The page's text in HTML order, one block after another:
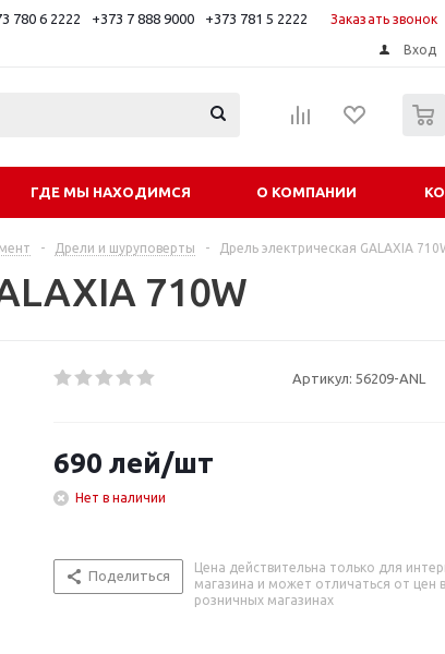
780 6 2222 +373 7 888 9000 +373 781 5 2222 Заказать звонок
Вход
ГДЕ МЫ НАХОДИМСЯ О КОМПАНИИ
- Дрели и шуруповерты - Дрель электрическая GALAXIA
710W
Артикул: 56209-ANL
690 лей/шт
Нет в наличии
Поделиться
Цена действительна только для
магазина и может отличаться от цен в
розничных магазинах